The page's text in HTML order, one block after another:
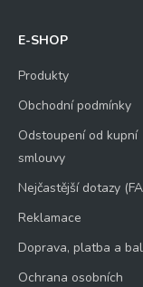
E-SHOP
Produkty
Obchodní podmínky
Odstoupení od kupní
smlouvy
Nejčastější dotazy
Reklamace
Doprava, platba a
Ochrana osobních